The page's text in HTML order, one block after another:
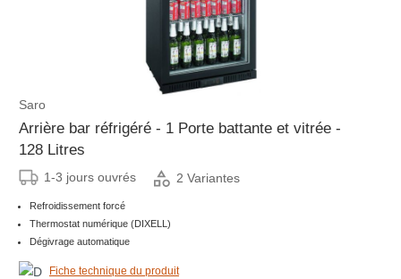
Saro
Arrière bar réfrigéré - 1 Porte battante et vitrée -
128 Litres
1-3 jours ouvrés 2 Variantes
Refroidissement forcé
Thermostat numérique (DIXELL)
Dégivrage automatique
Fiche technique du produit